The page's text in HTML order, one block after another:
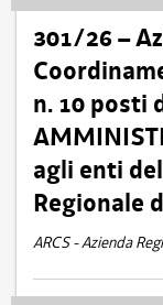
301/26 –
n. 10 posti
agli enti
Regionale
ARCS - Azienda